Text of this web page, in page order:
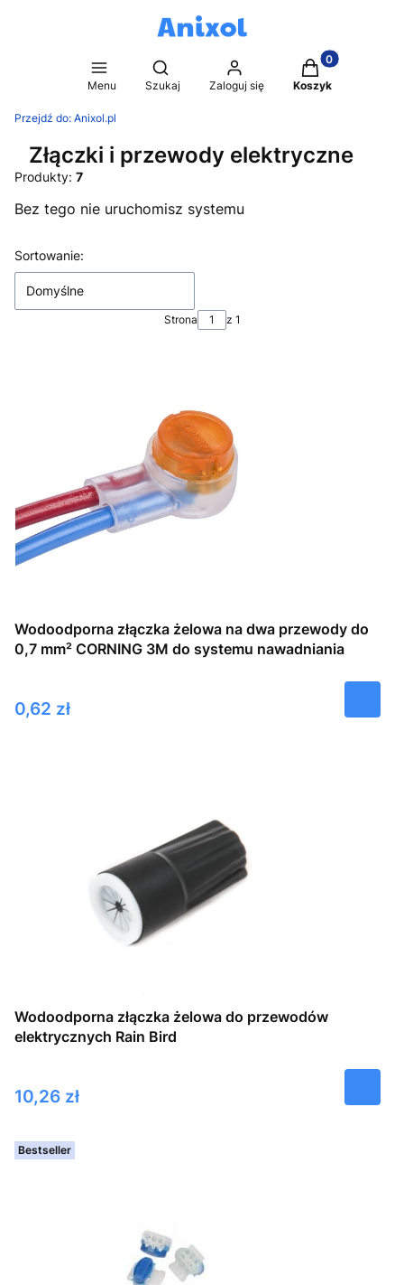
Menu
Otwórz wyszukiwarkę
Szukaj Zaloguj się
Produkty w
Koszyk
Przejdź do: Anixol.pl
Złączki i przewody elektryczne
Produkty: 7
Bez tego nie uruchomisz systemu
Lista produktów
Sortowanie:
Domyślne
Strona z 1
Wodoodporna złączka żelowa na dwa przewody do
0,7 mm² CORNING 3M do systemu nawadniania
Cena
0,62 zł
Wodoodporna złączka żelowa do przewodów
elektrycznych Rain Bird
Cena
10,26 zł
Bestseller